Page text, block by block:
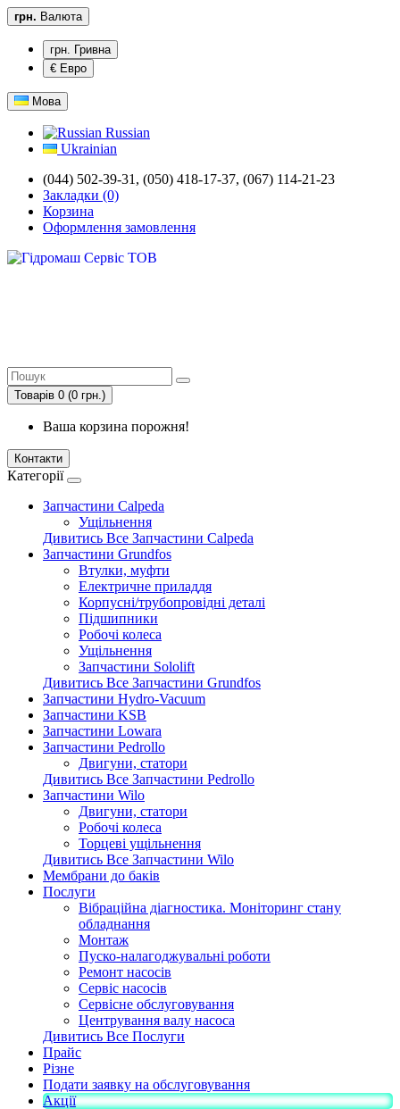
грн. Валюта
грн. Гривна
€ Евро
Мова
Russian
Ukrainian
(044) 502-39-31, (050) 418-17-37, (067) 114-21-23
Закладки (0)
Корзина
Оформлення замовлення
Товарів 0 (0 грн.)
Ваша корзина порожня!
Контакти
Категорії
Запчастини Calpeda
Ущільнення
Дивитись Все Запчастини Calpeda
Запчастини Grundfos
Втулки, муфти
Електричне приладдя
Корпусні/трубопровідні деталі
Підшипники
Робочі колеса
Ущільнення
Запчастини Sololift
Дивитись Все Запчастини Grundfos
Запчастини Hydro-Vacuum
Запчастини KSB
Запчастини Lowara
Запчастини Pedrollo
Двигуни, статори
Дивитись Все Запчастини Pedrollo
Запчастини Wilo
Двигуни, статори
Робочі колеса
Торцеві ущільнення
Дивитись Все Запчастини Wilo
Мембрани до баків
Послуги
Вібраційна діагностика. Моніторинг стану
обладнання
Монтаж
Пуско-налагоджувальні роботи
Ремонт насосів
Сервіс насосів
Сервісне обслуговування
Центрування валу насоса
Дивитись Все Послуги
Прайс
Різне
Подати заявку на обслуговування
Акції